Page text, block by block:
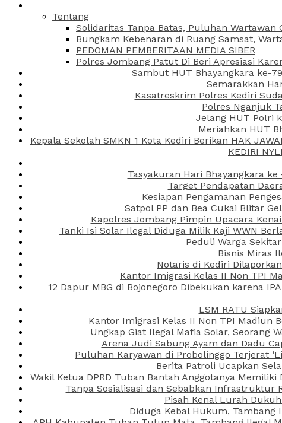
Tentang
Solidaritas Tanpa Batas, Puluhan
Bungkam Kebenaran di Ruang Samsat,
PEDOMAN PEMBERITAAN MEDIA SIBER
Polres Jombang Patut Di Beri Apresiasi
Sambut HUT Bhayangkara ke-
Semarakkan
Kasatreskrim Polres Kediri
Polres Nganjuk
Jelang HUT Polri
Meriahkan HUT
Kepala Sekolah SMKN 1 Kota Kediri Berikan HAK
KEDIRI
Tasyakuran Hari Bhayangkara
Target Pendapatan
Kesiapan Pengamanan
Satpol PP dan Bea Cukai Blitar
Kapolres Jombang Pimpin Upacara
Tanki Isi Solar Ilegal Diduga Milik Kaji WWN
Peduli Warga
Bisnis Miras
Notaris di Kediri
Kantor Imigrasi Kelas II Non TPI
12 Dapur MBG di Bojonegoro Dibekukan karena
LSM RATU
Kantor Imigrasi Kelas II Non TPI Madiun
Ungkap Giat Ilegal Mafia Solar, Seorang
Arena Judi Sabung Ayam dan Dadu
Puluhan Karyawan di Probolinggo Terjerat
Berita Patroli Ucapkan
Wakil Ketua DPRD Tuban Bantah Anggotanya
Tanpa Sosialisasi dan Sebabkan Infrastruktur
Pisah Kenal Lurah
Diduga Kebal Hukum, Tambang